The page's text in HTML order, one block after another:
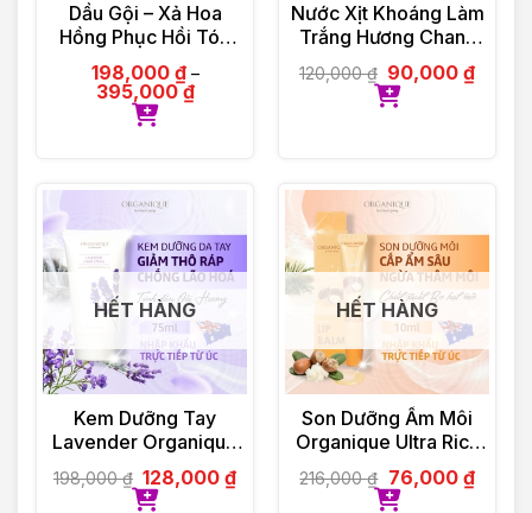
Dầu Gội – Xả Hoa
Hồng Phục Hồi Tóc
Organique Rose
Repairing Shampoo
Ladies 500ml
198,000 ₫–
395,000₫
Nước Xịt Khoáng Làm
Trắng Hương Chanh
Organique Lemon
Whitening Mist 30ml
120,000₫ 90,000₫
HẾT HÀNG
Kem Dưỡng Tay
Lavender Organique
Hand Cream 75ml
198,000₫ 128,000₫
HẾT HÀNG
Son Dưỡng Ẩm Môi
Organique Ultra Rich
Lip Balm 10ml
216,000₫ 76,000 ₫